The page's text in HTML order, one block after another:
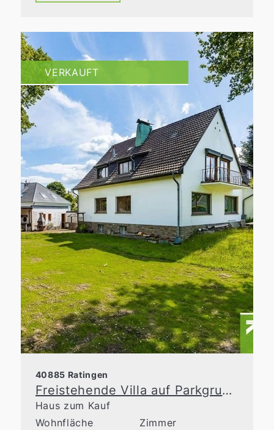
VERKAUFT
40885 Ratingen
Freistehende Villa auf Parkgrundstück in der Waldseesiedlung
Haus zum Kauf
Wohnfläche Zimmer